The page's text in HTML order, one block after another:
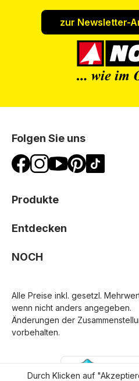
zur Newsletter-
Folgen Sie uns
Produkte
Entdecken
NOCH
Alle Preise inkl. gesetzl.
wenn nicht anders angegeben.
Änderungen der
vorbehalten.
Durch Klicken auf